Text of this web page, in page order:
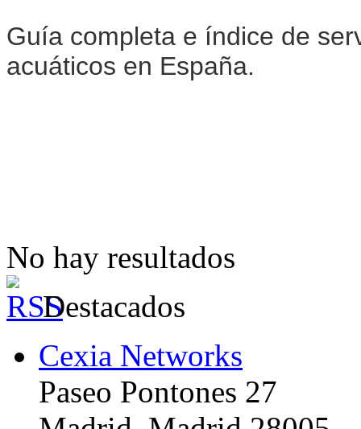
Guía completa e índice de
acuáticos en España.
No hay resultados
Destacados
Cexia Networks
Paseo Pontones 27